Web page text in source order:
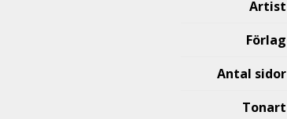
Artist
Förlag
Antal sidor
Tonart